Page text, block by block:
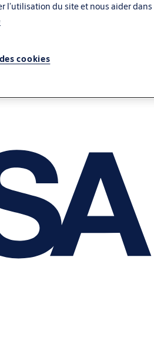
l’utilisation du site et nous aider
cookies